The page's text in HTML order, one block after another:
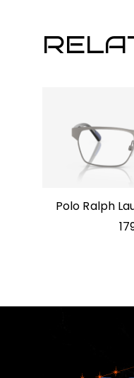
Polo Ralph